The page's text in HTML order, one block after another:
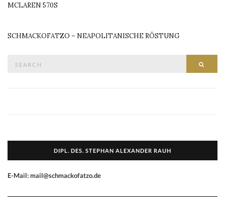
MCLAREN 570S
SCHMACKOFATZO – NEAPOLITANISCHE RÖSTUNG
DIPL. DES. STEPHAN ALEXANDER RAUH
E-Mail: mail@schmackofatzo.de